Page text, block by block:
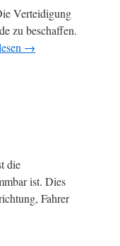
Verteidigung
zu beschaffen.
→
die
ist. Dies
Fahrer